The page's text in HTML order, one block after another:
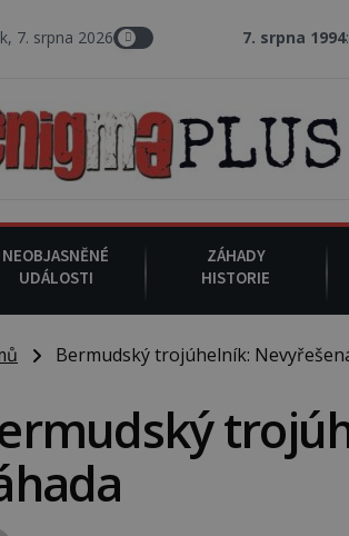
7. srpna 2026 7. srpna 1994 : Na
NEOBJASNĚNÉ
UDÁLOSTI
ZÁHADY
HISTORIE
Bermudský trojúhelník: